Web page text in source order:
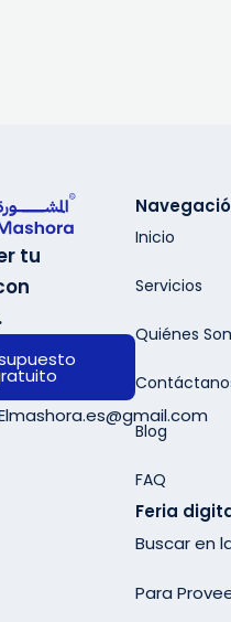
tu
Inicio
Servicios
Quiénes
Blog
FAQ
Feria
Buscar en
Para